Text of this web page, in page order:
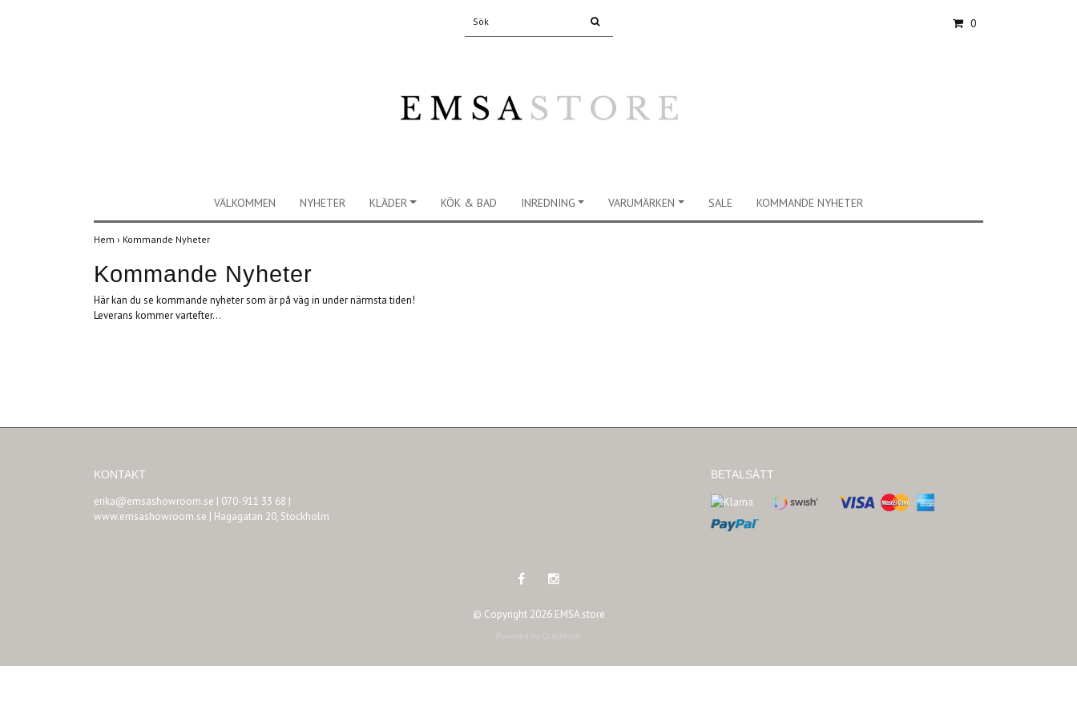
0
VÄLKOMMEN NYHETER KLÄDER KÖK & BAD INREDNING VARUMÄRKEN SALE KOMMANDE NYHETER
Hem › Kommande Nyheter
Kommande Nyheter
Här kan du se kommande nyheter som är på väg in under närmsta tiden!
Leverans kommer vartefter...
KONTAKT
erika@emsashowroom.se | 070-911 33 68 |
www.emsashowroom.se | Hagagatan 20, Stockholm
BETALSÄTT
© Copyright 2026 EMSA store